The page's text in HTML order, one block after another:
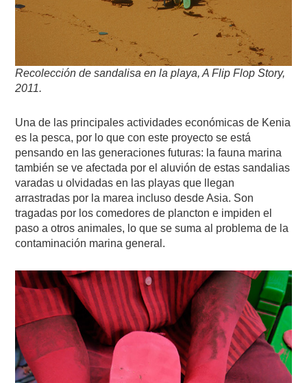
Recolección de sandalisa en la playa,A Flip Flop Story,
2011.
Una de las principales actividades económicas de Kenia
es la pesca, por lo que con este proyecto se está
pensando en las generaciones futuras: la fauna marina
también se ve afectada por el aluvión de estas sandalias
varadas u olvidadas en las playas que llegan
arrastradas por la marea incluso desde Asia. Son
tragadas por los comedores de plancton e impiden el
paso a otros animales, lo que se suma al problema de la
contaminación marina general.